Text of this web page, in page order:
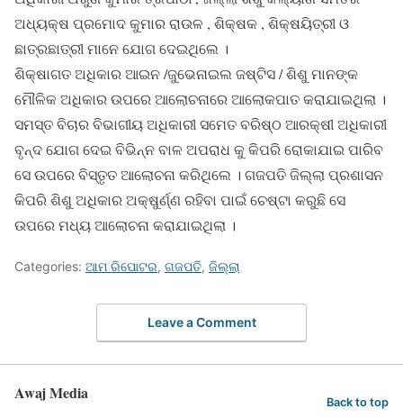
ଅଧ୍ୟକ୍ଷ ପ୍ରମୋଦ କୁମାର ରାଉଳ , ଶିକ୍ଷକ , ଶିକ୍ଷୟିତ୍ରୀ ଓ
ଛାତ୍ରଛାତ୍ରୀ ମାନେ ଯୋଗ ଦେଇଥିଲେ ।
ଶିକ୍ଷାଗତ ଅଧିକାର ଆଇନ /ଜୁଭେନାଇଲ ଜଷ୍ଟିସ / ଶିଶୁ ମାନଙ୍କ
ମୌଳିକ ଅଧିକାର ଉପରେ ଆଲୋଚନାରେ ଆଲୋକପାତ କରାଯାଇଥିଲା ।
ସମସ୍ତ ବିଚାର ବିଭାଗୀୟ ଅଧିକାରୀ ସମେତ ବରିଷ୍ଠ ଆରକ୍ଷୀ ଅଧିକାରୀ
ବୃନ୍ଦ ଯୋଗ ଦେଇ ବିଭିନ୍ନ ବାଳ ଅପରାଧ କୁ କିପରି ରୋକାଯାଇ ପାରିବ
ସେ ଉପରେ ବିସ୍ତୃତ ଆଲୋଚନା କରିଥିଲେ । ଗଜପତି ଜିଲ୍ଲା ପ୍ରଶାସନ
କିପରି ଶିଶୁ ଅଧିକାର ଅକ୍ଷୁର୍ଣ୍ଣ ରହିବା ପାଇଁ ଚେଷ୍ଟା କରୁଛି ସେ
ଉପରେ ମଧ୍ୟ ଆଲୋଚନା କରାଯାଇଥିଲା ।
Categories: ଆମ ରିପୋଟର, ଗଜପତି, ଜିଲ୍ଲା
Leave a Comment
Awaj Media Back to top